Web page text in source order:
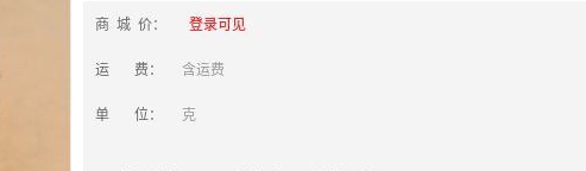
商 城 价： 登录可见
运 费： 含运费
单 位： 克